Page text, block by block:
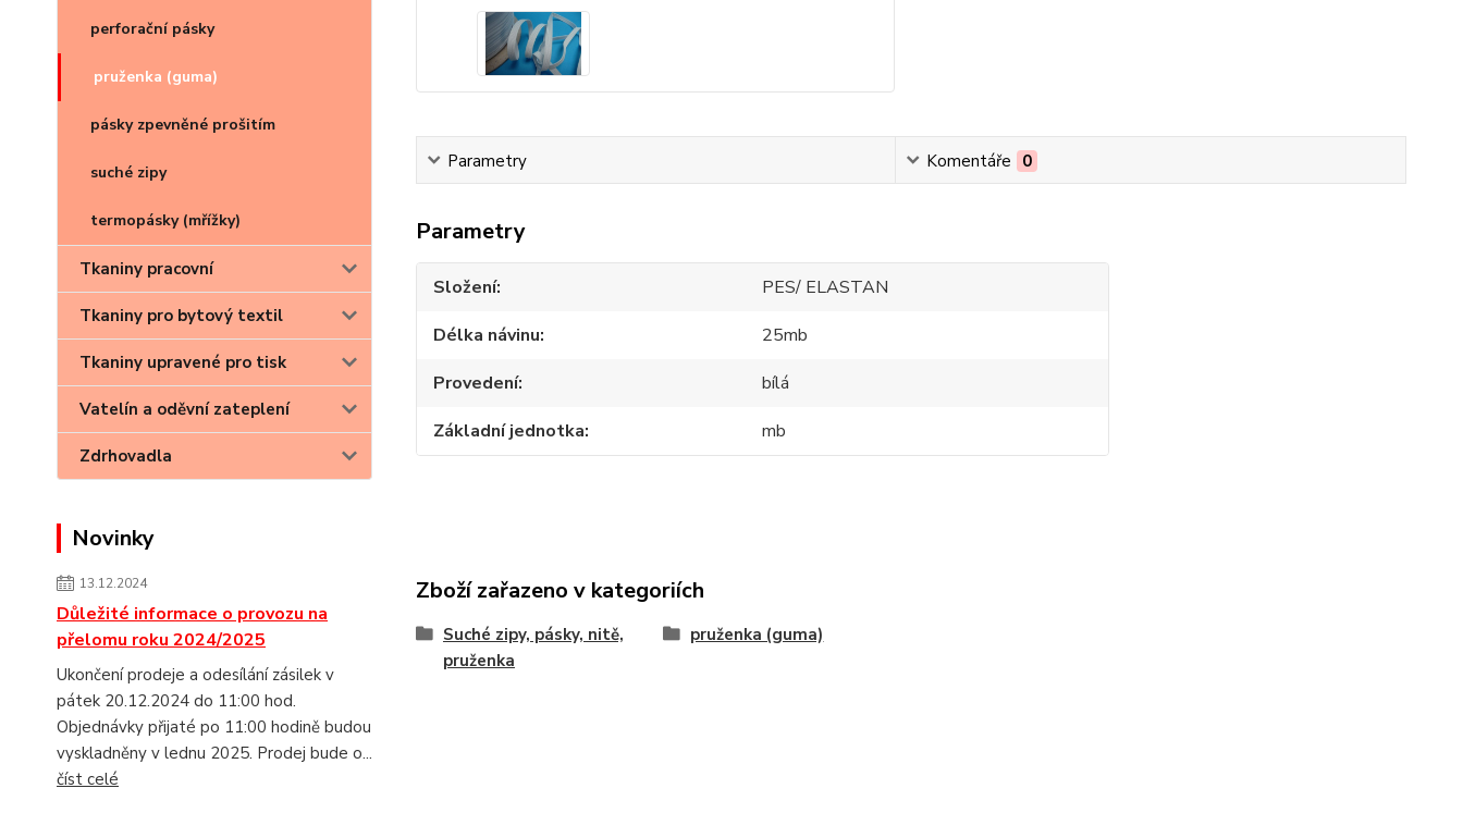
perforační pásky
pruženka (guma)
pásky zpevněné prošitím
suché zipy
termopásky (mřížky)
Tkaniny pracovní
Tkaniny pro bytový textil
Tkaniny upravené pro tisk
Vatelín a oděvní zateplení
Zdrhovadla
Novinky
13.12.2024
Důležité informace o provozu na
přelomu roku 2024/2025
Ukončení prodeje a odesílání zásilek v
pátek 20.12.2024 do 11:00 hod.
Objednávky přijaté po 11:00 hodině budou
vyskladněny v lednu 2025. Prodej bude o...
číst celé
Parametry Komentáře 0
Parametry
Složení
PES/ ELASTAN
Délka návinu
25mb
Provedení
bílá
Základní jednotka
mb
Zboží zařazeno v kategoriích
Suché zipy, pásky, nitě,
pruženka
pruženka (guma)